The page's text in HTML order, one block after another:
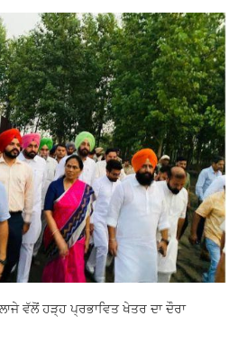
ਵੱਲੋਂ ਹੜ੍ਹ ਪ੍ਰਭਾਵਿਤ ਖੇਤਰ ਦਾ ਦੌਰਾ